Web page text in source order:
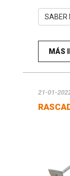
SABER
MÁS
21-01-